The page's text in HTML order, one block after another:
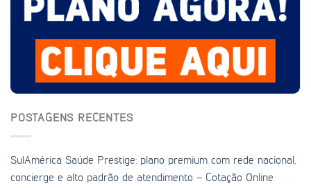
POSTAGENS RECENTES
SulAmérica Saúde Prestige: plano premium com rede nacional,
concierge e alto padrão de atendimento – Cotação Online